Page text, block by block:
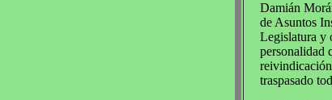
Damián
de Asuntos
Legislatura y
personalidad
traspasado